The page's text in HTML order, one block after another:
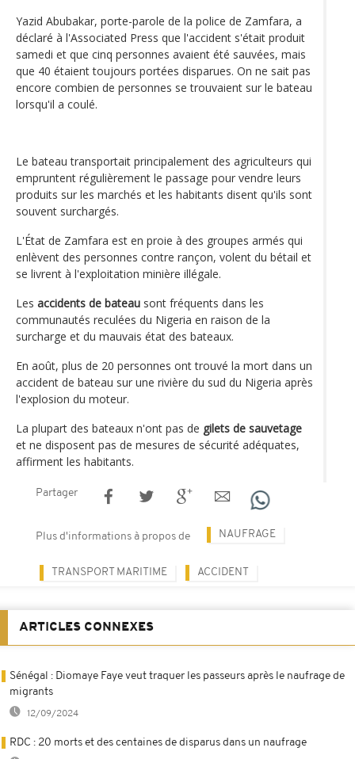
Yazid Abubakar, porte-parole de la police de Zamfara, a
déclaré à l'Associated Press que l'accident s'était produit
samedi et que cinq personnes avaient été sauvées, mais
que 40 étaient toujours portées disparues. On ne sait pas
encore combien de personnes se trouvaient sur le bateau
lorsqu'il a coulé.
Le bateau transportait principalement des agriculteurs qui
empruntent régulièrement le passage pour vendre leurs
produits sur les marchés et les habitants disent qu'ils sont
souvent surchargés.
L'État de Zamfara est en proie à des groupes armés qui
enlèvent des personnes contre rançon, volent du bétail et
se livrent à l'exploitation minière illégale.
Les accidents de bateau sont fréquents dans les
communautés reculées du Nigeria en raison de la
surcharge et du mauvais état des bateaux.
En août, plus de 20 personnes ont trouvé la mort dans un
accident de bateau sur une rivière du sud du Nigeria après
l'explosion du moteur.
La plupart des bateaux n'ont pas de gilets de sauvetage
et ne disposent pas de mesures de sécurité adéquates,
affirment les habitants.
Partager
Plus d'informations à propos de NAUFRAGE
TRANSPORT MARITIME ACCIDENT
ARTICLES CONNEXES
Sénégal : Diomaye Faye veut traquer les passeurs après le naufrage de
migrants
12/09/2024
RDC : 20 morts et des centaines de disparus dans un naufrage